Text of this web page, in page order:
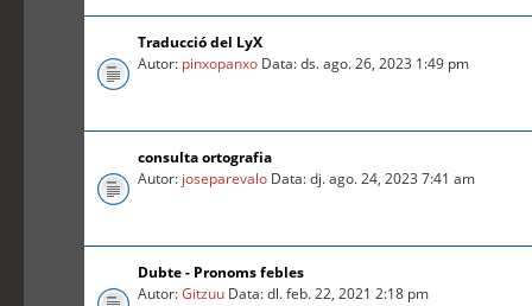
Traducció del LyX
Autor: pinxopanxo Data: ds. ago. 26, 2023 1:49 pm
consulta ortografia
Autor: joseparevalo Data: dj. ago. 24, 2023 7:41 am
Dubte - Pronoms febles
Autor:Gitzuu Data: dl. feb. 22, 2021 2:18 pm